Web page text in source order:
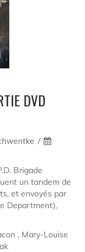
DVD
Brigade
un tandem de
et envoyés par
Department),
, Mary-Louise